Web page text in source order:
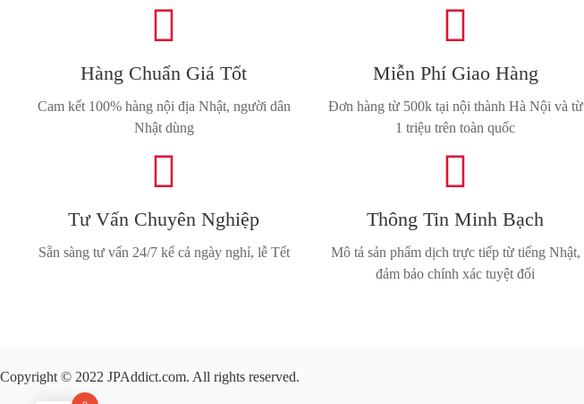

Hàng Chuẩn Giá Tốt
Cam kết 100% hàng nội địa Nhật, người dân
Nhật dùng

Miễn Phí Giao Hàng
Đơn hàng từ 500k tại nội thành Hà Nội và từ
1 triệu trên toàn quốc

Tư Vấn Chuyên Nghiệp
Sẵn sàng tư vấn 24/7 kể cả ngày nghỉ, lễ Tết

Thông Tin Minh Bạch
Mô tả sản phẩm dịch trực tiếp từ tiếng Nhật,
đảm bảo chính xác tuyệt đối
Copyright © 2022 JPAddict.com. All rights reserved.